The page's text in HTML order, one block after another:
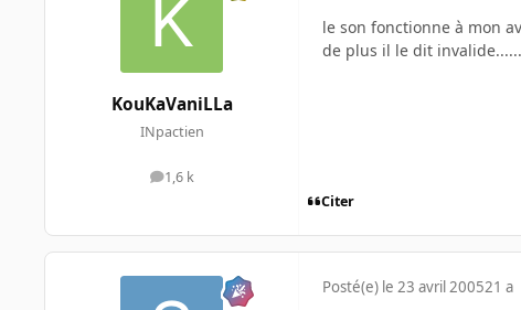
KouKaVaniLLa
INpactien
1,6 k
messages
le son fonctionne à mon
de plus il le dit invalide......
Citer
Posté(e) le 23 avril 200521 a